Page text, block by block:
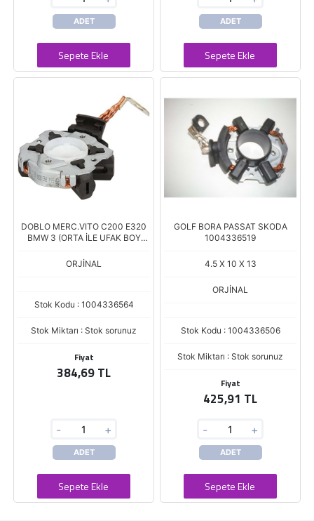
ADET
Sepete Ekle
ADET
Sepete Ekle
DOBLO MERC.VITO C200 E320
BMW 3 (ORTA İLE UFAK BOY
ORJİNAL
Stok Kodu : 1004336564
Stok Miktarı : Stok sorunuz
Fiyat
384,69 TL
- +
ADET
Sepete Ekle
GOLF BORA PASSAT SKODA
1004336519
4.5 X 10 X 13
ORJİNAL
Stok Kodu : 1004336506
Stok Miktarı : Stok sorunuz
Fiyat
425,91 TL
- +
ADET
Sepete Ekle